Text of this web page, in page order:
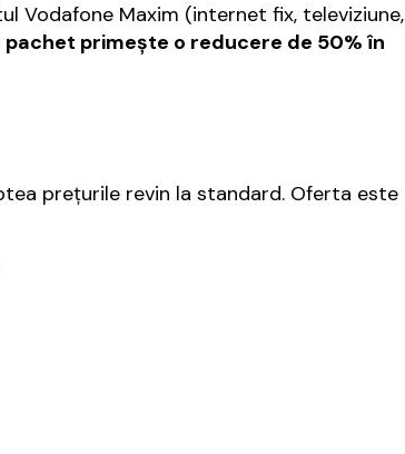
Vodafone Maxim (internet fix, televiziune,
pachet primeşte o reducere de 50% în
preţurile revin la standard. Oferta este